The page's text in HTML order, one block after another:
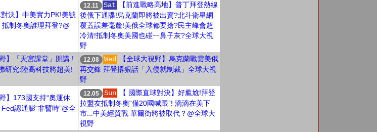
對決】中美實力PK!美號
抵制冬奧誰理拜登?@
12.11 Sat
【前進戰略高地】普丁拜登熱線
後俄下通牒!烏克蘭即將被出賣?北斗衛星網
覆蓋誤差毫釐!美俄全球都要搶?民主峰會超
冷清!抵制冬奧美國也碰一鼻子灰?全球大視
野
】「天宮課堂」開講 !
研究:陸高科技將超美!
12.08 Wed
【全球大視野】烏克蘭戰雲美俄
再交鋒 拜登撂狠話「入侵就制裁」全球大視
野
】173國支持“奧運休
認通膨“非暫時”@全
12.05 Sun
【 國際直球對決】好尷尬!拜登
拉盟友抵制冬奧“僅20國喊跟”! 滴滴在美下
市...中美經貿戰 華爾街將被取代？@全球大
視野